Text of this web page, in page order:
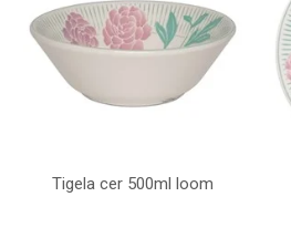
Tigela cer 500ml loom